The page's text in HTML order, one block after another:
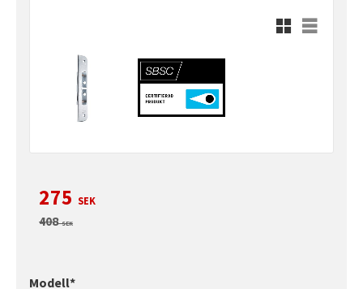
Rutnätsvy
Listvy
Nedsatt pris:
275 SEK
Ordinarie pris:
408SEK
Modell*